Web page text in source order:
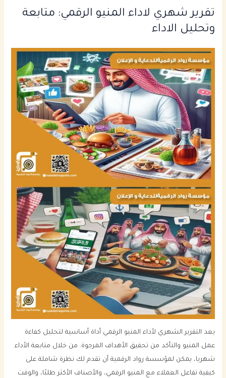
تقرير شهري لاداء المنيو الرقمي: متابعة
وتحليل الاداء
يعد التقرير الشهري لأداء المنيو الرقمي أداة أساسية لتحليل كفاءة
عمل المنيو والتأكد من تحقيق الأهداف المرجوة. من خلال متابعة الأداء
شهريا، يمكن لمؤسسة رواد الرقمية أن تقدم لك نظرة شاملة على
كيفية تفاعل العملاء مع المنيو الرقمي، والأصناف الأكثر طلبًا، والوقت